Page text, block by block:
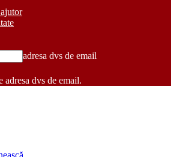
adresa dvs de email
dvs de email.